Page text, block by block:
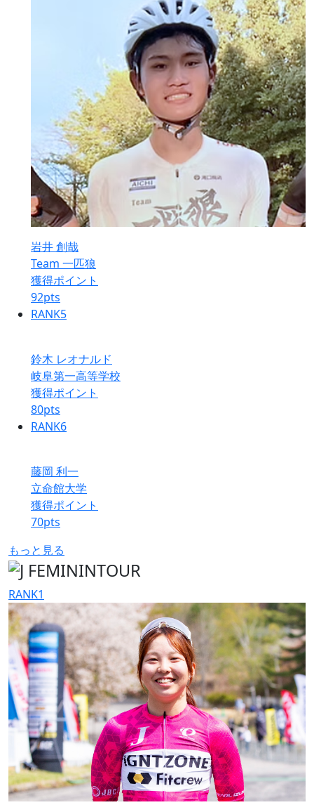
岩井 創哉
Team 一匹狼
獲得ポイント
92pts
RANK5
鈴木 レオナルド
岐阜第一高等学校
獲得ポイント
80pts
RANK6
藤岡 利一
立命館大学
獲得ポイント
70pts
もっと見る
RANK1